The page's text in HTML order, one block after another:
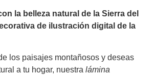
la belleza natural de la Sierra del
de ilustración digital de la
los paisajes montañosos y deseas
a tu hogar, nuestra lámina